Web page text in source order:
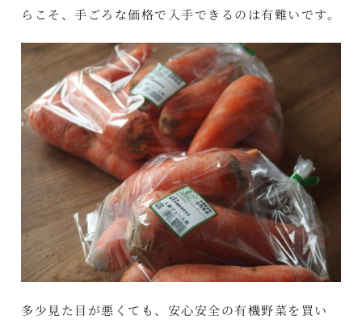
らこそ、手ごろな価格で入手できるのは有難いです。
多少見た目が悪くても、安心安全の有機野菜を買い